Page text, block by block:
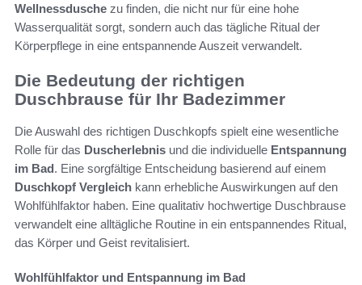
Wellnessdusche zu finden, die nicht nur für eine hohe
Wasserqualität sorgt, sondern auch das tägliche Ritual der
Körperpflege in eine entspannende Auszeit verwandelt.
Die Bedeutung der richtigen
Duschbrause für Ihr Badezimmer
Die Auswahl des richtigen Duschkopfs spielt eine wesentliche
Rolle für das Duscherlebnis und die individuelle Entspannung
im Bad. Eine sorgfältige Entscheidung basierend auf einem
Duschkopf Vergleich kann erhebliche Auswirkungen auf den
Wohlfühlfaktor haben. Eine qualitativ hochwertige Duschbrause
verwandelt eine alltägliche Routine in ein entspannendes Ritual,
das Körper und Geist revitalisiert.
Wohlfühlfaktor und Entspannung im Bad